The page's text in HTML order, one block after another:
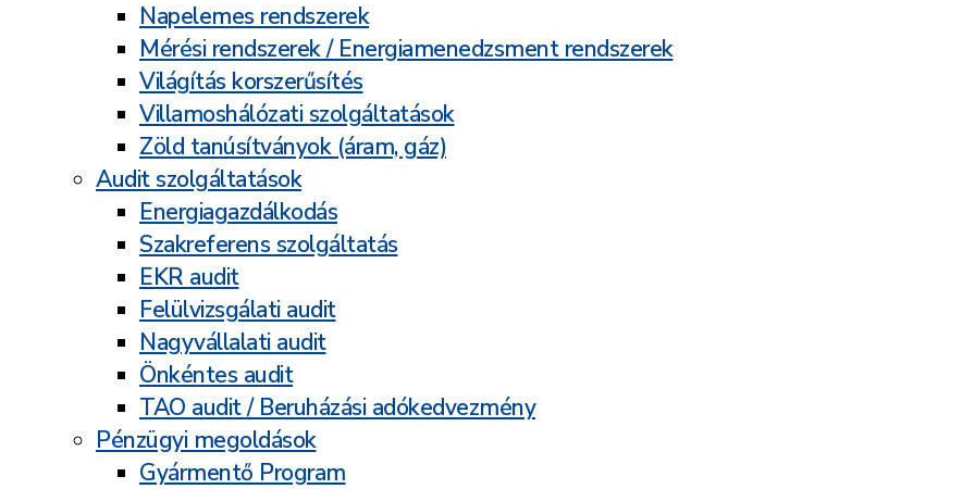
Napelemes rendszerek
Mérési rendszerek / Energiamenedzsment rendszerek
Világítás korszerűsítés
Villamoshálózati szolgáltatások
Zöld tanúsítványok (áram, gáz)
Audit szolgáltatások
Energiagazdálkodás
Szakreferens szolgáltatás
EKR audit
Felülvizsgálati audit
Nagyvállalati audit
Önkéntes audit
TAO audit / Beruházási adókedvezmény
Pénzügyi megoldások
Gyármentő Program